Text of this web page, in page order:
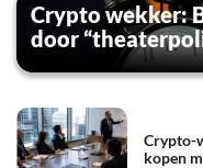
Crypto wekker:
door
Crypto-
kopen